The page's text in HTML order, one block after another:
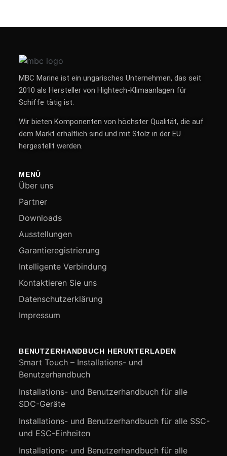
MBC Marine ist ein ungarisches Unternehmen, das seit
2010 als Hersteller von Hightech-Klimaanlagen für
Schiffe tätig ist.
Wir bieten Komponenten von höchster Qualität, die auf
dem Markt erhältlich sind und mit Stolz in der EU
hergestellt werden.
MENÜ
Über uns
Partner
Downloads
Ausstellungen
Garantieregistrierung
Intelligente Verbindung
Kontaktieren Sie uns
Datenschutzerklärung
Impressum
BENUTZERHANDBUCH HERUNTERLADEN
Smart Touch – Installations- und
Benutzerhandbuch
Installations- und Benutzerhandbuch für alle
SDC-Geräte
Installations- und Benutzerhandbuch für alle SSC-
und ESC-Einheiten
Installations- und Benutzerhandbuch für alle